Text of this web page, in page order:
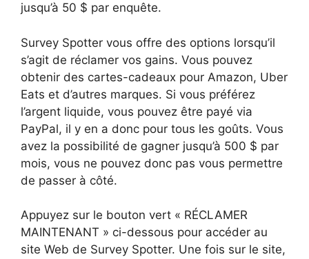
jusqu’à 50 $ par enquête.
Survey Spotter vous offre des options lorsqu’il
s’agit de réclamer vos gains. Vous pouvez
obtenir des cartes-cadeaux pour Amazon, Uber
Eats et d’autres marques. Si vous préférez
l’argent liquide, vous pouvez être payé via
PayPal, il y en a donc pour tous les goûts. Vous
avez la possibilité de gagner jusqu’à 500 $ par
mois, vous ne pouvez donc pas vous permettre
de passer à côté.
Appuyez sur le bouton vert « RÉCLAMER
MAINTENANT » ci-dessous pour accéder au
site Web de Survey Spotter. Une fois sur le site,